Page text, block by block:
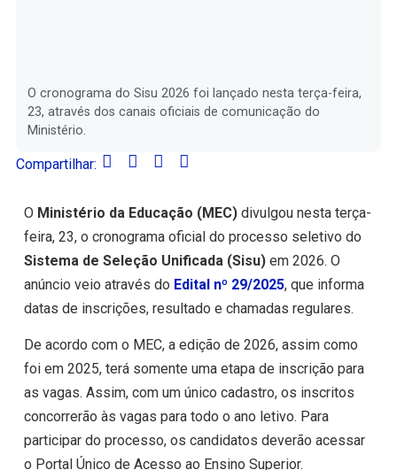
O cronograma do Sisu 2026 foi lançado nesta terça-feira,
23, através dos canais oficiais de comunicação do
Ministério.
Compartilhar:
O Ministério da Educação (MEC)divulgou nesta terça-
feira, 23, o cronograma oficial do processo seletivo do
Sistema de Seleção Unificada (Sisu)em 2026. O
anúncio veio através do Edital nº 29/2025, que informa
datas de inscrições, resultado e chamadas regulares.
De acordo com o MEC, a edição de 2026, assim como
foi em 2025, terá somente uma etapa de inscrição para
as vagas. Assim, com um único cadastro, os inscritos
concorrerão às vagas para todo o ano letivo. Para
participar do processo, os candidatos deverão acessar
o Portal Único de Acesso ao Ensino Superior.